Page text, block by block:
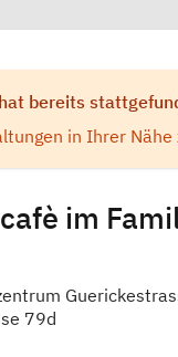
bereits
in Ihrer Nähe
im
ejsa
79d